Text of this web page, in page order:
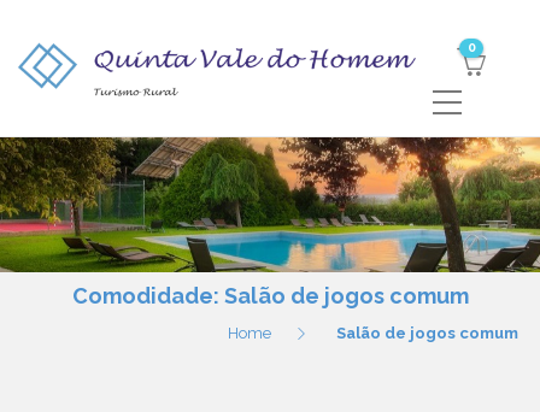
0
Comodidade: Salão de jogos comum
Home Salão de jogos comum